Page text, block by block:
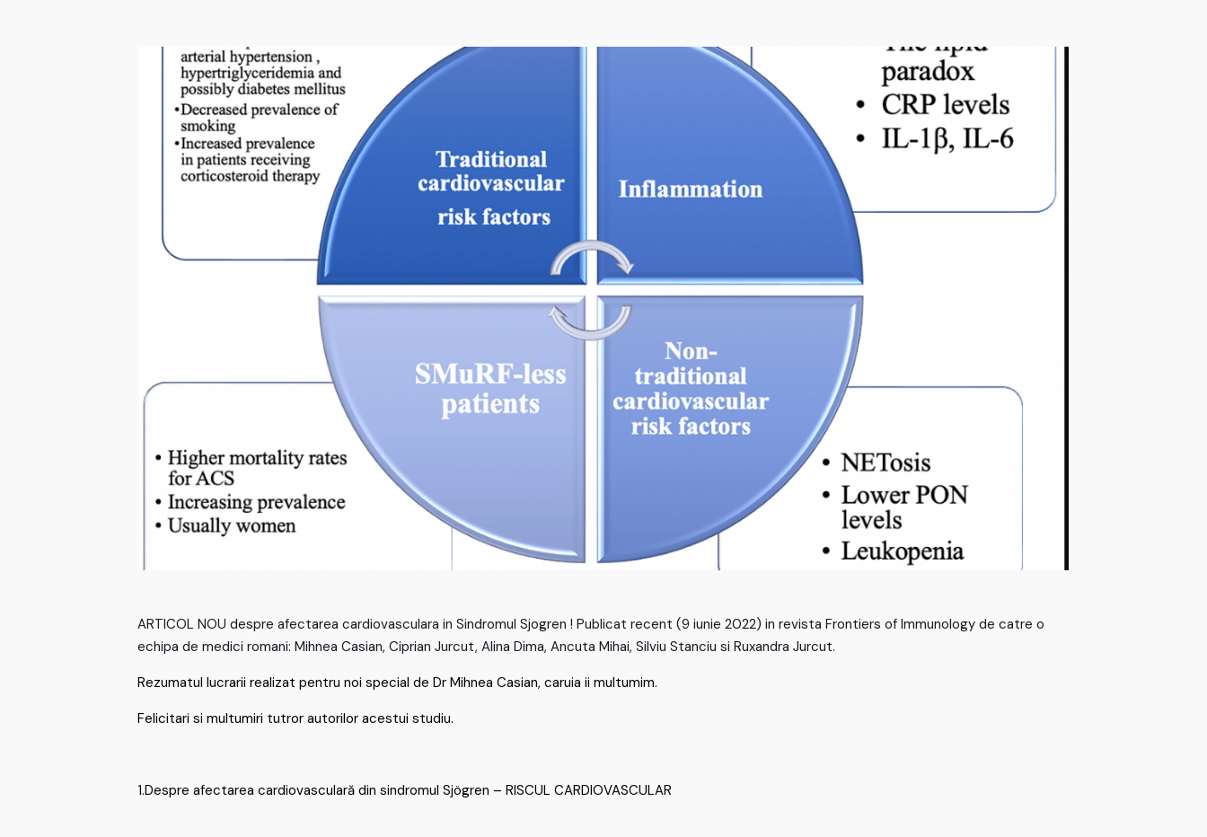
ARTICOL NOU despre afectarea cardiovasculara in Sindromul Sjogren ! Publicat recent (9 iunie 2022) in revista Frontiers of Immunology de catre o
echipa de medici romani: Mihnea Casian, Ciprian Jurcut, Alina Dima, Ancuta Mihai, Silviu Stanciu si Ruxandra Jurcut.
Rezumatul lucrarii realizat pentru noi special de Dr Mihnea Casian, caruia ii multumim.
Felicitari si multumiri tutror autorilor acestui studiu.
1.Despre afectarea cardiovasculară din sindromul Sjögren – RISCUL CARDIOVASCULAR